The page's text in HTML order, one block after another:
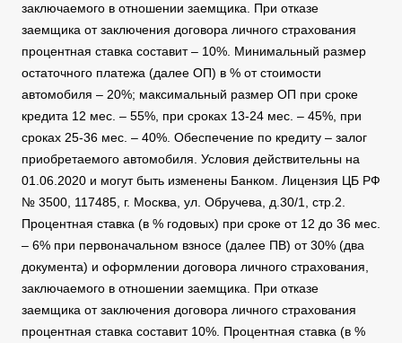
заключаемого в отношении заемщика. При отказе
заемщика от заключения договора личного страхования
процентная ставка составит – 10%. Минимальный размер
остаточного платежа (далее ОП) в % от стоимости
автомобиля – 20%; максимальный размер ОП при сроке
кредита 12 мес. – 55%, при сроках 13-24 мес. – 45%, при
сроках 25-36 мес. – 40%. Обеспечение по кредиту – залог
приобретаемого автомобиля. Условия действительны на
01.06.2020 и могут быть изменены Банком. Лицензия ЦБ РФ
№ 3500, 117485, г. Москва, ул. Обручева, д.30/1, стр.2.
Процентная ставка (в % годовых) при сроке от 12 до 36 мес.
– 6% при первоначальном взносе (далее ПВ) от 30% (два
документа) и оформлении договора личного страхования,
заключаемого в отношении заемщика. При отказе
заемщика от заключения договора личного страхования
процентная ставка составит 10%. Процентная ставка (в %